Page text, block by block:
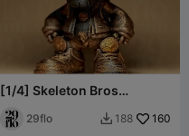
[1/4] Skeleton Bros
29flo  188 160